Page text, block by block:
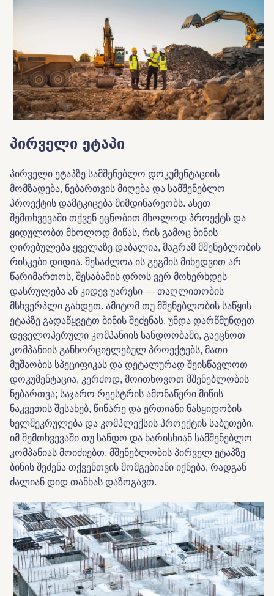
პირველი ეტაპი
პირველი ეტაპზე სამშენებლო დოკუმენტაციის
მომზადება, ნებართვის მიღება და სამშენებლო
პროექტის დამტკიცება მიმდინარეობს. ასეთ
შემთხვევაში თქვენ ეცნობით მხოლოდ პროექტს და
ყიდულობთ მხოლოდ მიწას, რის გამოც ბინის
ღირებულება ყველაზე დაბალია, მაგრამ მშენებლობის
რისკები დიდია. შესაძლოა ის გეგმის მიხედვით არ
წარიმართოს, შესაბამის დროს ვერ მოხერხდეს
დასრულება ან კიდევ უარესი — თაღლითობის
მსხვერპლი გახდეთ. ამიტომ თუ მშენებლობის საწყის
ეტაპზე გადაწყვეტთ ბინის შეძენას, უნდა დარწმუნდეთ
დეველოპერული კომპანიის სანდოობაში, გაეცნოთ
კომპანიის განხორციელებულ პროექტებს, მათი
მუშაობის სპეციფიკას და დეტალურად შეისწავლოთ
დოკუმენტაცია, კერძოდ, მოითხოვოთ მშენებლობის
ნებართვა; საჯარო რეესტრის ამონაწერი მიწის
ნაკვეთის შესახებ, წინარე და ერთიანი ნასყიდობის
ხელშეკრულება და კომპლექსის პროექტის საბუთები.
იმ შემთხვევაში თუ სანდო და ხარისხიან სამშენებლო
კომპანიას მოიძიებთ, მშენებლობის პირველ ეტაპზე
ბინის შეძენა თქვენთვის მომგებიანი იქნება, რადგან
ძალიან დიდ თანხას დაზოგავთ.